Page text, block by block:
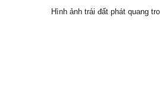
Hình ảnh trái đất phát quang